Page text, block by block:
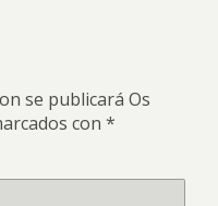
se publicará Os
con *